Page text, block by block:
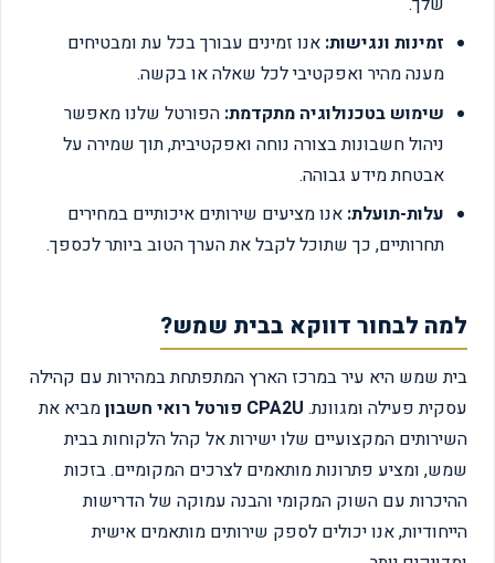
זמינות ונגישות:אנו זמינים עבורך בכל עת ומבטיחים
מענה מהיר ואפקטיבי לכל שאלה או בקשה.
שימוש בטכנולוגיה מתקדמת:הפורטל שלנו מאפשר
ניהול חשבונות בצורה נוחה ואפקטיבית, תוך שמירה על
אבטחת מידע גבוהה.
עלות-תועלת:אנו מציעים שירותים איכותיים במחירים
תחרותיים, כך שתוכל לקבל את הערך הטוב ביותר לכספך.
למה לבחור דווקא בבית שמש?
בית שמש היא עיר במרכז הארץ המתפתחת במהירות עם קהילה
עסקית פעילה ומגוונת.CPA2U פורטל רואי חשבון
מביא את
השירותים המקצועיים שלו ישירות אל קהל הלקוחות בבית
שמש, ומציע פתרונות מותאמים לצרכים המקומיים. בזכות
ההיכרות עם השוק המקומי והבנה עמוקה של הדרישות
הייחודיות, אנו יכולים לספק שירותים מותאמים אישית